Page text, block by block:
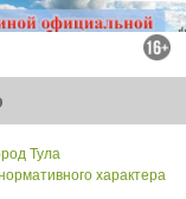
Тула
характера